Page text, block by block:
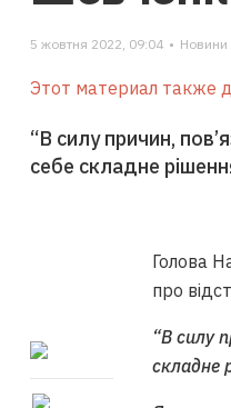
5 жовтня 2022, 09:04 • Новини
Этот материал также
“В силу причин,
себе складне
Голова
про
“В силу
складне